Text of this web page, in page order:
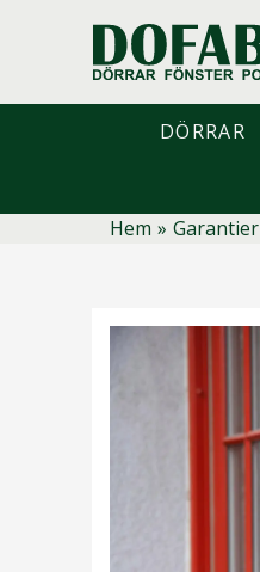
DÖRRAR
Hem » Garantier